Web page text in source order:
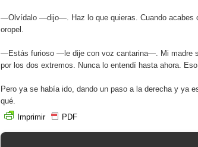
—Olvídalo —dijo—. Haz lo que quieras. Cuando acabes
oropel.
—Estás furioso —le dije con voz cantarina—. Mi madre
por los dos extremos. Nunca lo entendí hasta ahora.
Pero ya se había ido, dando un paso a la derecha y ya
qué.
Imprimir
PDF